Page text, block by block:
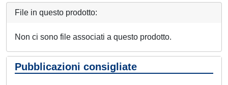
File in questo prodotto:
Non ci sono file associati a questo prodotto.
Pubblicazioni consigliate